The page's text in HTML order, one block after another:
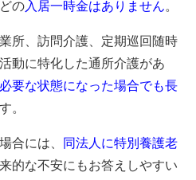
の入居一時金はありません。
所、訪問介護、定期巡回随時
動に特化した通所介護があ
要な状態になった場合でも長
。
合には、
同法人に特別養護老
的な不安にもお答えしやすい